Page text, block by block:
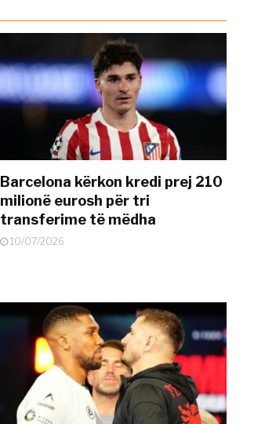
Barcelona kërkon kredi prej 210
milionë eurosh për tri
transferime të mëdha
10/07/2026